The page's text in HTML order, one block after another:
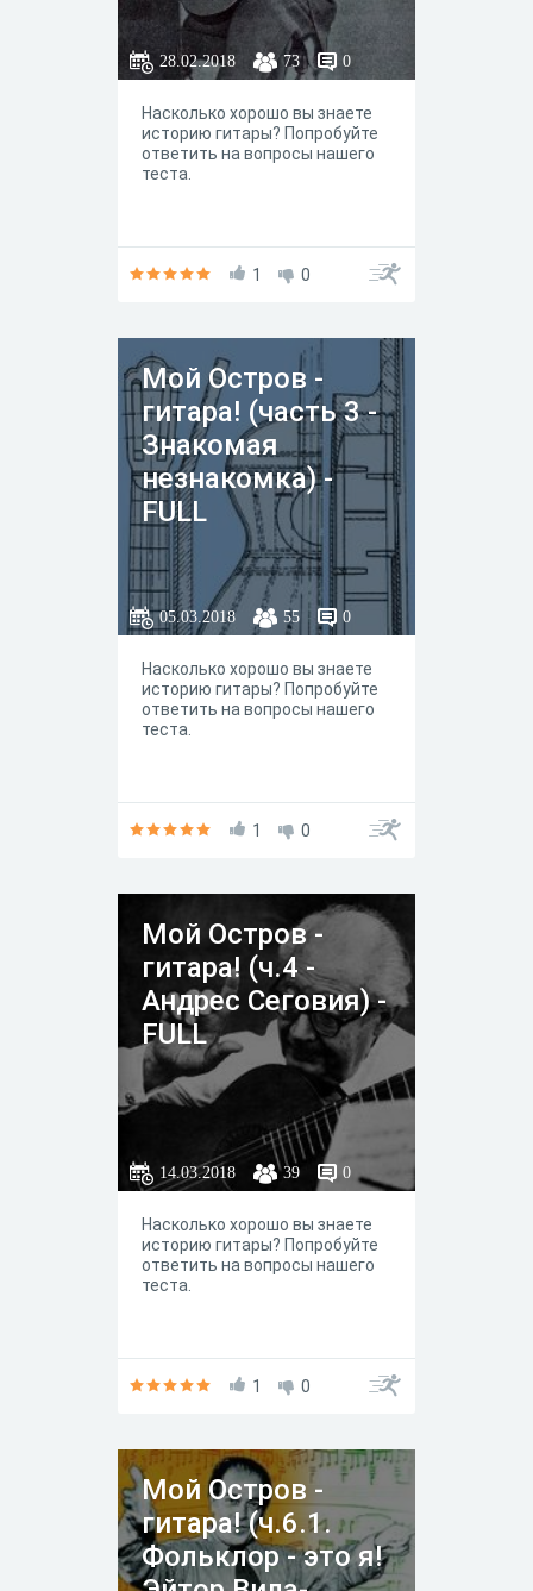
28.02.2018 73 0
Насколько хорошо вы знаете
историю гитары? Попробуйте
ответить на вопросы нашего
теста.
1 0
Мой Остров -
гитара! (часть 3 -
Знакомая
незнакомка) -
FULL
05.03.2018 55 0
Насколько хорошо вы знаете
историю гитары? Попробуйте
ответить на вопросы нашего
теста.
1 0
Мой Остров -
гитара! (ч.4 -
Андрес Сеговия) -
FULL
14.03.2018 39 0
Насколько хорошо вы знаете
историю гитары? Попробуйте
ответить на вопросы нашего
теста.
1 0
Мой Остров -
гитара! (ч.6.1.
Фольклор - это я!